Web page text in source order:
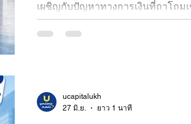
เผชิญกับปัญหาทางการเงินที่ถาโถม
ประโยคที่ว่า "พายุฝน ยังไม่น่ากลัวเ
ความเครียดจากภาระค่าใช้จ่ายแล
การกู้หนี้นอกระบบ
ucapitalukh
27 มิ.ย.
ยาว 1 นาที